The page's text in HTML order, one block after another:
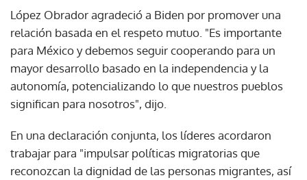
López Obrador agradeció a Biden por promover una
relación basada en el respeto mutuo. "Es importante
para México y debemos seguir cooperando para un
mayor desarrollo basado en la independencia y la
autonomía, potencializando lo que nuestros pueblos
significan para nosotros", dijo.
En una declaración conjunta, los líderes acordaron
trabajar para "impulsar políticas migratorias que
reconozcan la dignidad de las personas migrantes, así